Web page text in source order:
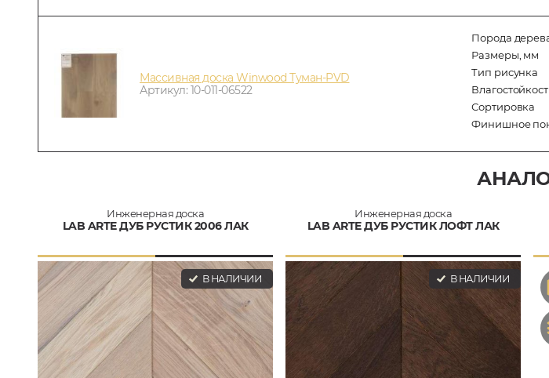
Массивная доска Winwood Туман-PVD
Артикул: 10-011-06522
Порода
Размеры, мм
Тип рисунка
Сортировка
Финишное
Инженерная доска
LAB ARTE ДУБ РУСТИК 2006 ЛАК
В НАЛИЧИИ
Инженерная доска
LAB ARTE ДУБ РУСТИК ЛОФТ ЛАК
В НАЛИЧИИ